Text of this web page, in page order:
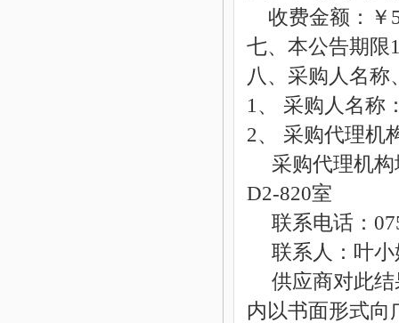
收费金额：￥
七、 本公告期限
八、采购人名
1、 采购人名称
2、
采购代理机
采购代理机
D2-820室
联系电话：
联系人：叶小
供应商对此
内以书面形式向